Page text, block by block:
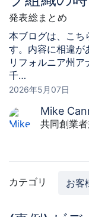
ア
ト
ラ
シ
ア
ン
株
式
社
発表総まとめ
本ブログは、こち
す。内容に相違が
リフォルニア州
千…
2026年5月07日
Mike
共同創業
カテゴリ お客